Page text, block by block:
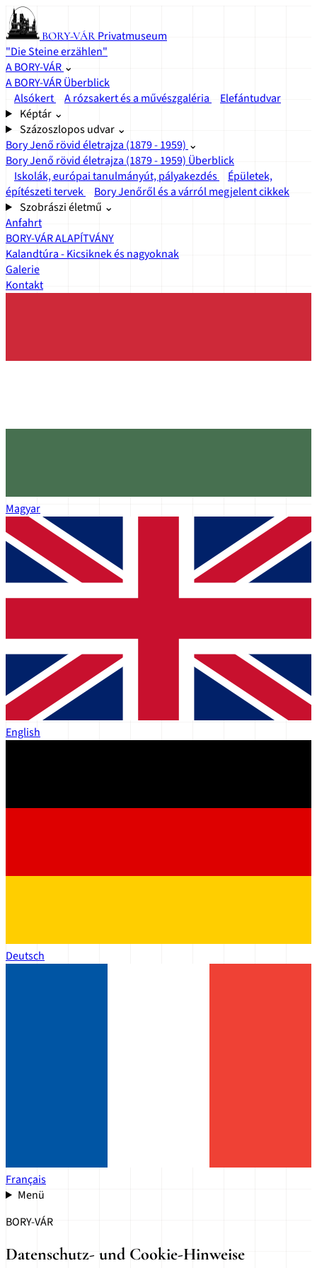
BORY-VÁR Privatmuseum
"Die Steine erzählen"
A BORY-VÁR ⌄
A BORY-VÁR Überblick
Alsókert
A rózsakert és a művészgaléria
Elefántudvar
Képtár ⌄
Százoszlopos udvar ⌄
Bory Jenő rövid életrajza (1879 - 1959) ⌄
Bory Jenő rövid életrajza (1879 - 1959) Überblick
Iskolák, európai tanulmányút, pályakezdés
Épületek,
építészeti tervek
Bory Jenőről és a várról megjelent cikkek
Szobrászi életmű ⌄
Anfahrt
BORY-VÁR ALAPÍTVÁNY
Kalandtúra - Kicsiknek és nagyoknak
Galerie
Kontakt
Magyar
English
Deutsch
Français
Menü
BORY-VÁR
Datenschutz- und Cookie-Hinweise